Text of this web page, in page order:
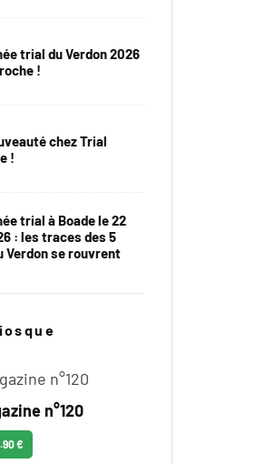
trial du Verdon 2026
!
chez Trial
!
trial à Boade le 22
: les traces des 5
Verdon se rouvrent
n°120
€